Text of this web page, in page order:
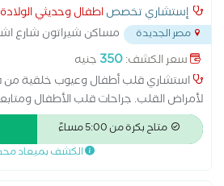
إستشاري تخصصاطفال وحديثي الولادة
مصر الجديدة مساكن شيراتون شارع
سعر الكشف:350 جنيه
استشاري قلب أطفال وعيوب خلقية
لأمراض القلب. جراحات قلب الأطفال
ايكو وتوصيات وعلاج. متابعة ضغط الدم
متابعة الكوليسترول في الدم وحالة عضلة
متاح بكرة من 5:00 مساءً
الكشف بميعاد